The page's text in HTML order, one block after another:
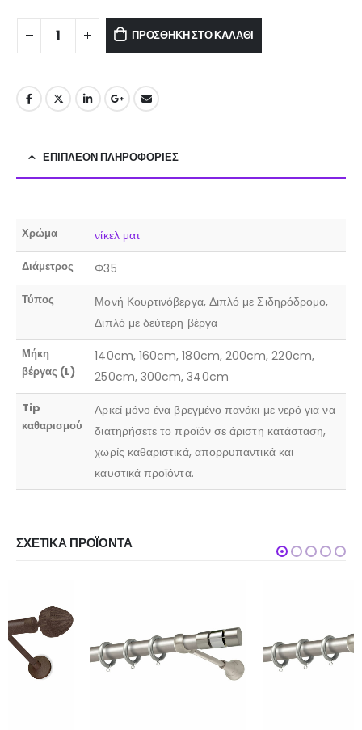
ΠΡΟΣΘΉΚΗ ΣΤΟ ΚΑΛΆΘΙ
ΕΠΙΠΛΈΟΝ ΠΛΗΡΟΦΟΡΊΕΣ
Χρώμα νίκελ ματ
Διάμετρος Φ35
Τύπος
Μονή Κουρτινόβεργα, Διπλό με Σιδηρόδρομο,
Διπλό με δεύτερη βέργα
Μήκη
βέργας (L)
140cm, 160cm, 180cm, 200cm, 220cm,
250cm, 300cm, 340cm
Tip
καθαρισμού
Αρκεί μόνο ένα βρεγμένο πανάκι με νερό για να
διατηρήσετε το προϊόν σε άριστη κατάσταση,
χωρίς καθαριστικά, απορρυπαντικά και
καυστικά προϊόντα.
ΣΧΕΤΙΚΆ ΠΡΟΪΌΝΤΑ